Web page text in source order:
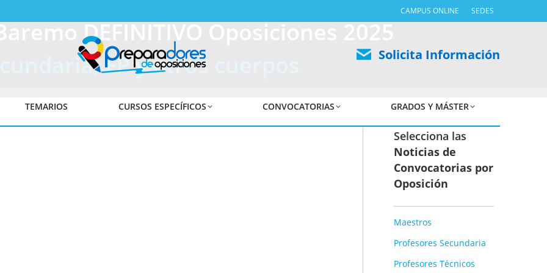
CAMPUS ONLINE SEDES
Solicita Información
TEMARIOS CURSOS ESPECÍFICOS CONVOCATORIAS GRADOS Y MÁSTER
DEFINITIVO Oposiciones 2025
FP y otros cuerpos
Selecciona las
Noticias de
Convocatorias por
Oposición
Maestros
Profesores Secundaria
Profesores Técnicos